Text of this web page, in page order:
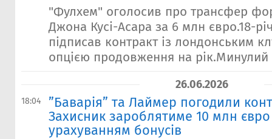
"Фулхем" оголосив про трансфер
Джона Кусі-Асара за 6 млн євро.18-
підписав контракт із лондонським
опцією продовження на рік.Минулий
26.06.2026
18:04
”Баварія” та Лаймер погодили
Захисник зароблятиме 10 млн євро
урахуванням бонусів